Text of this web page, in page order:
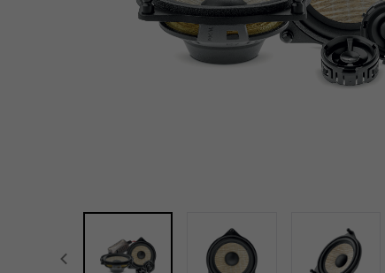
focal-naim-frontent::misc.prev_label